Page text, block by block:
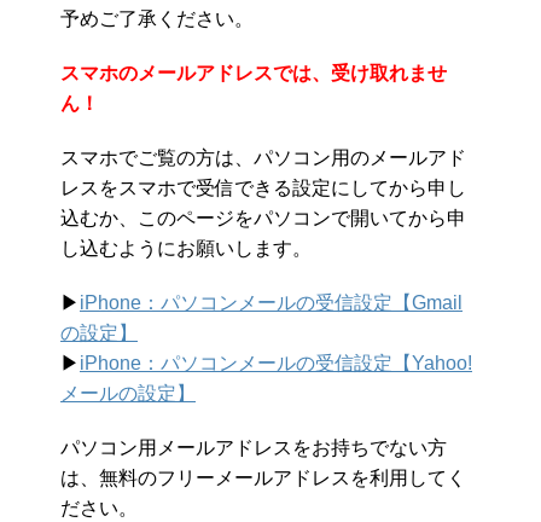
予めご了承ください。
スマホのメールアドレスでは、受け取れませ
ん！
スマホでご覧の方は、パソコン用のメールアド
レスをスマホで受信できる設定にしてから申し
込むか、このページをパソコンで開いてから申
し込むようにお願いします。
▶︎ iPhone：パソコンメールの受信設定【Gmail
の設定】
▶︎ iPhone：パソコンメールの受信設定【Yahoo!
メールの設定】
パソコン用メールアドレスをお持ちでない方
は、無料のフリーメールアドレスを利用してく
ださい。